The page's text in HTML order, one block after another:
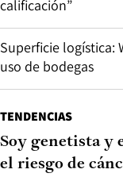
calificación”
Superficie logística:
uso de bodegas
TENDENCIAS
Soy genetista y
el riesgo de